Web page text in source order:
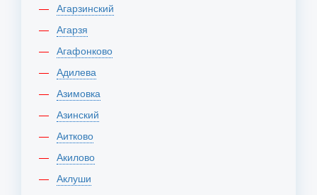
Агарзинский
Агарзя
Агафонково
Адилева
Азимовка
Азинский
Аитково
Акилово
Аклуши